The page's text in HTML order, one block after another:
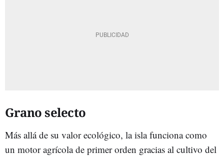
Grano selecto
Más allá de su valor ecológico, la isla funciona como
un motor agrícola de primer orden gracias al cultivo del